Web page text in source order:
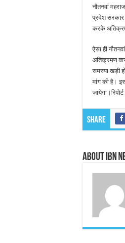
नौतनवां
प्रदेश सरकार
करके
ऐसा ही
अतिक्रमण
समस्या खड़ी
मांग की है।
Share
About IBN